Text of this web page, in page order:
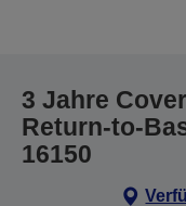
3 Jahre
Return-to-
16150